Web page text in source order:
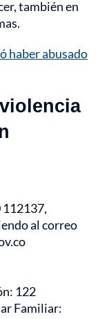
también en
haber abusado
112137,
al correo
122
Familiar: